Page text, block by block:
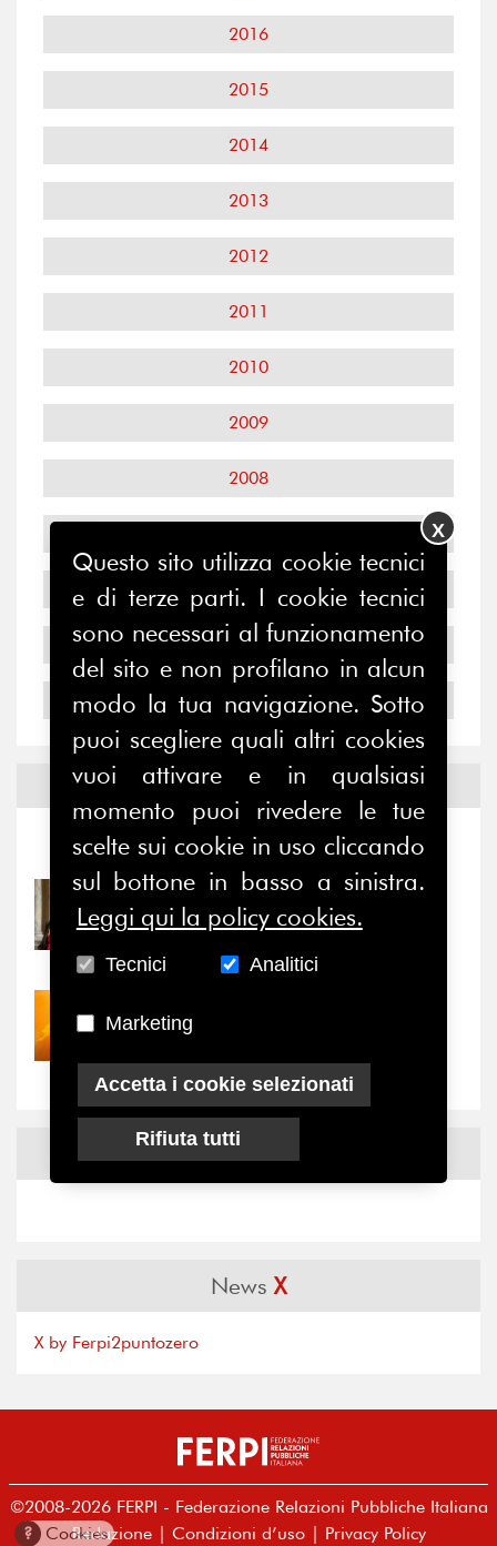
2016
2015
2014
2013
2012
2011
2010
2009
2008
2006
2005
2004
Notizie ed Eventi
Notizie -Eventi
Prima della pausa estiva,
il valore di...
30/07/2026
Nove anni dopo la
“grande cecità”: la...
NewsFacebook
NewsX
X by Ferpi2puntozero
©2008-2026 FERPI - Federazione Relazioni Pubbliche Italiana
Redazione| Condizioni d’uso| Privacy Policy
? Cookies
Questo sito utilizza cookie tecnici
e di terze parti. I cookie tecnici
sono necessari al funzionamento
del sito e non profilano in alcun
modo la tua navigazione. Sotto
puoi scegliere quali altri cookies
vuoi attivare e in qualsiasi
momento puoi rivedere le tue
scelte sui cookie in uso cliccando
sul bottone in basso a sinistra.
Leggi qui la policy cookies.
Tecnici Analitici
Marketing
Accetta i cookie selezionati
Rifiuta tutti
X